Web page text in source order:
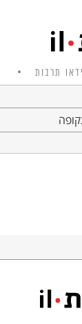
וידאו תרבות